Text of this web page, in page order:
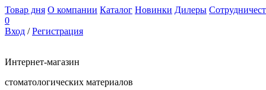
Товар дня О компании Каталог Новинки Дилеры
0
Вход /Регистрация
Интернет-магазин
стоматологических материалов